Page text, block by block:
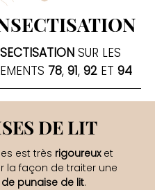
SUR LES
78, 91, 92 ET 94
DE LIT
est très rigoureux et
la façon de traiter une
punaise de lit.